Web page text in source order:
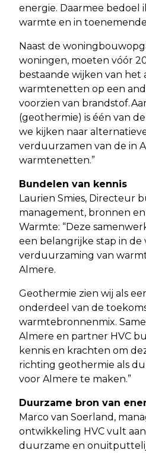
energie. Daarmee bedoel
warmte en in
Naast de
woningen, moeten vóór
bestaande wijken van het
warmtenetten op een
voorzien van brandstof.
(geothermie) is één van
we kijken naar
verduurzamen van de in
warmtenetten.”
Bundelen van kennis
Laurien Smies, Directeur
management, bronnen en
Warmte: “Deze
een belangrijke stap in de
verduurzaming van
Almere.
Geothermie zien wij als
onderdeel van de
warmtebronnenmix.
Almere en partner HVC
kennis en krachten om
richting geothermie als
voor Almere te maken.”
Duurzame bron van
Marco van Soerland,
ontwikkeling HVC vult
duurzame en